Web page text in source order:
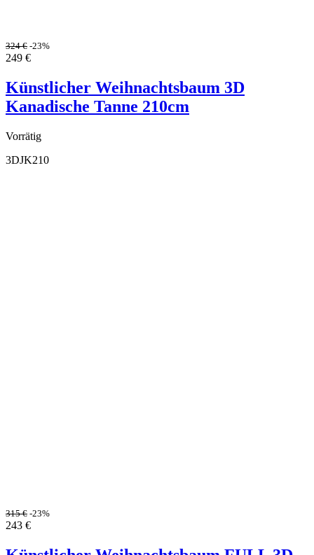
324€ -23%
249 €
Künstlicher Weihnachtsbaum 3D
Kanadische Tanne 210cm
Vorrätig
3DJK210
315€ -23%
243 €